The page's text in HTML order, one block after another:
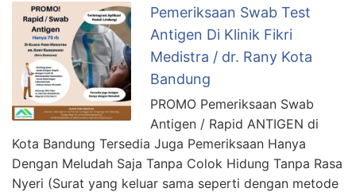
Pemeriksaan Swab Test
Antigen Di Klinik Fikri
Medistra / dr. Rany Kota
Bandung
PROMO Pemeriksaan Swab
Antigen / Rapid ANTIGEN di
Kota Bandung Tersedia Juga Pemeriksaan Hanya
Dengan Meludah Saja Tanpa Colok Hidung Tanpa Rasa
Nyeri (Surat yang keluar sama seperti dengan metode